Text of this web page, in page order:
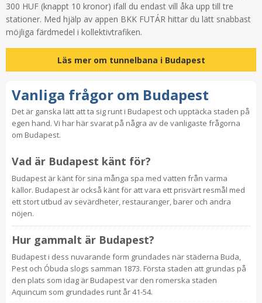
300 HUF (knappt 10 kronor) ifall du endast vill åka upp till tre
stationer. Med hjälp av appen BKK FUTÁR hittar du lätt snabbast
möjliga färdmedel i kollektivtrafiken.
Läs mer om tunnelbana i Budapest
Vanliga frågor om Budapest
Det är ganska lätt att ta sig runt i Budapest och upptäcka staden på
egen hand. Vi har här svarat på några av de vanligaste frågorna
om Budapest.
Vad är Budapest känt för?
Budapest är känt för sina många spa med vatten från varma
källor. Budapest är också känt för att vara ett prisvärt resmål med
ett stort utbud av sevärdheter, restauranger, barer och andra
nöjen.
Hur gammalt är Budapest?
Budapest i dess nuvarande form grundades när städerna Buda,
Pest och Óbuda slogs samman 1873. Första staden att grundas på
den plats som idag är Budapest var den romerska staden
Aquincum som grundades runt år 41-54.